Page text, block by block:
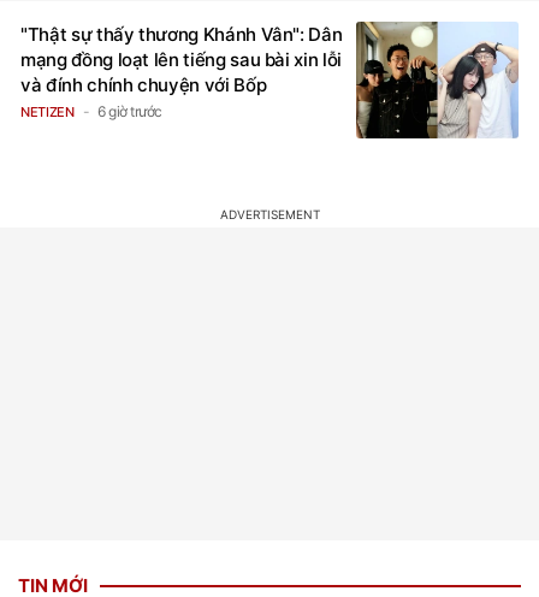
"Thật sự thấy thương Khánh Vân": Dân
mạng đồng loạt lên tiếng sau bài xin lỗi
và đính chính chuyện với Bốp
NETIZEN 6 giờ trước
TIN MỚI